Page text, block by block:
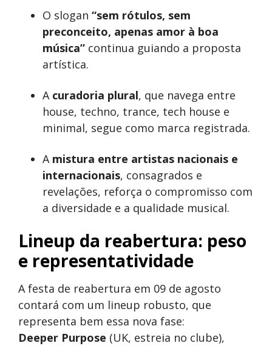
O slogan “sem rótulos, sem
preconceito, apenas amor à boa
música” continua guiando a proposta
artística.
A curadoria plural, que navega entre
house, techno, trance, tech house e
minimal, segue como marca registrada.
A mistura entre artistas nacionais e
internacionais, consagrados e
revelações, reforça o compromisso com
a diversidade e a qualidade musical.
Lineup da reabertura: peso
e representatividade
A festa de reabertura em 09 de agosto
contará com um lineup robusto, que
representa bem essa nova fase:
Deeper Purpose (UK, estreia no clube),